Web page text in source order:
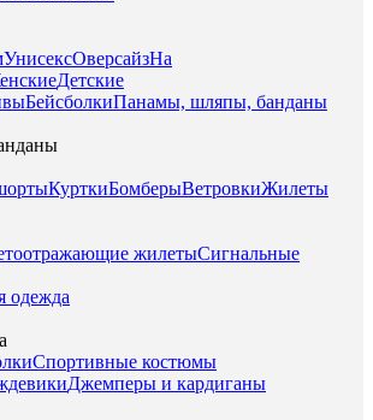
УнисексОверсайзНа
Детские
БейсболкиПанамы, шляпы, банданы
КурткиБомберыВетровкиЖилеты
жилетыСигнальные
одежда
Спортивные костюмы
Джемперы и кардиганы